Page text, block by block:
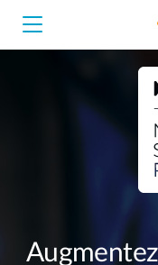
Nuclias Unity
Hardware DNH-
Hardware DNH-